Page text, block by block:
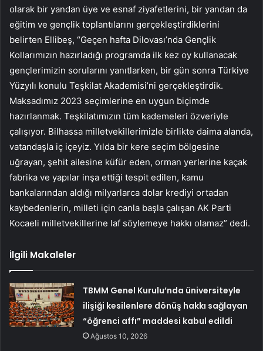
olarak bir yandan üye ve esnaf ziyafetlerini, bir yandan da
eğitim ve gençlik toplantılarını gerçekleştirdiklerini
belirten Ellibeş, “Geçen hafta Dilovası’nda Gençlik
Kollarımızın hazırladığı programda ilk kez oy kullanacak
gençlerimizin sorularını yanıtlarken, bir gün sonra Türkiye
Yüzyılı konulu Teşkilat Akademisi’ni gerçekleştirdik.
Maksadımız 2023 seçimlerine en uygun biçimde
hazırlanmak. Teşkilatımızın tüm kademeleri özveriyle
çalışıyor. Bilhassa milletvekillerimizle birlikte daima alanda,
vatandaşla iç içeyiz. Yılda bir kere seçim bölgesine
uğrayan, şehit ailesine küfür eden, orman yerlerine kaçak
fabrika ve yapılar inşa ettiği tespit edilen, kamu
bankalarından aldığı milyarlarca dolar krediyi ortadan
kaybedenlerin, milleti için canla başla çalışan AK Parti
Kocaeli milletvekillerine laf söylemeye hakkı olamaz” dedi.
İlgili Makaleler
TBMM Genel Kurulu’nda üniversiteyle
ilişiği kesilenlere dönüş hakkı sağlayan
“öğrenci affı” maddesi kabul edildi
Ağustos 10, 2026